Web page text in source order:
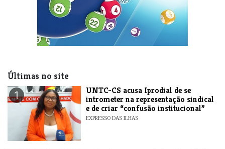
Últimas no site
1
UNTC-CS acusa Iprodial de se
intrometer na representação sindical
e de criar “confusão institucional”
EXPRESSO DAS ILHAS